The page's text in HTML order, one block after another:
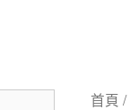
首頁 /